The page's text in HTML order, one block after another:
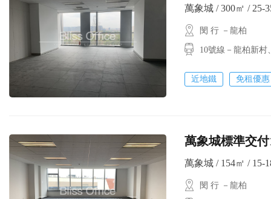
萬象城 / 300㎡ / 25-
閔 行 －龍柏
10號線－龍柏新村
近地鐵 免租優惠
萬象城標準交付
萬象城 / 154㎡ / 15-
閔 行 －龍柏